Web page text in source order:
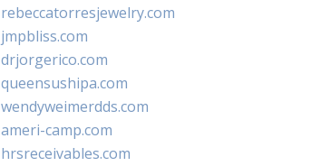
rebeccatorresjewelry.com
jmpbliss.com
drjorgerico.com
queensushipa.com
wendyweimerdds.com
ameri-camp.com
hrsreceivables.com